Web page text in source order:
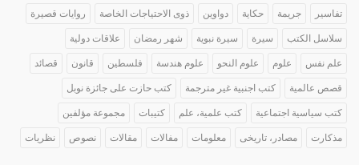
تفاسير جريمة حكاية دواوين ذوى الاحتياجات الخاصة روايات قصيرة
سلاسل الكتب سيرة سيرة نبوية شهر رمضان علاقات دولية
علم نفس علوم علوم النحو علوم هندسة فلسطين قانون قصائد
قصص عالمية كتب اجنبية غير مترجمة كتب حازت على جائزة نوبل
كتب سياسية اجتماعية كتب علمية، علم كتيبات مجموعة مؤلفين
مذكارت مصادر، تاريخى معلومات مفالات مقالات نصوص نظريات